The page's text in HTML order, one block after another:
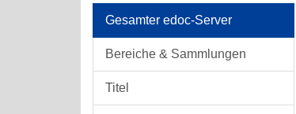
Gesamter edoc-Server
Bereiche & Sammlungen
Titel